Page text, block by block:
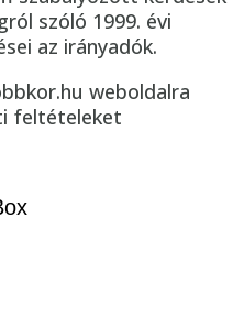
szóló 1999. évi
az irányadók.
weboldalra
feltételeket